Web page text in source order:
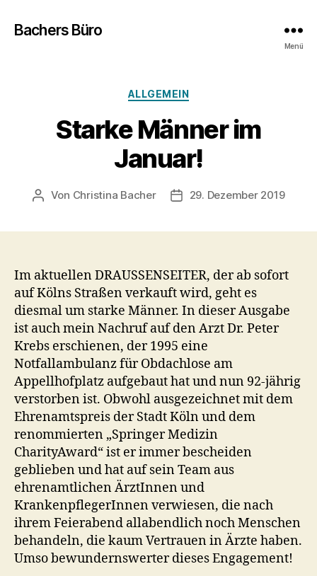
Bachers Büro
Menü
Kategorien
ALLGEMEIN
Starke Männer im
Januar!
Beitragsautor
Von Christina Bacher Veröffentlichungsdatum
29. Dezember 2019
Im aktuellen DRAUSSENSEITER, der ab sofort
auf Kölns Straßen verkauft wird, geht es
diesmal um starke Männer. In dieser Ausgabe
ist auch mein Nachruf auf den Arzt Dr. Peter
Krebs erschienen, der 1995 eine
Notfallambulanz für Obdachlose am
Appellhofplatz aufgebaut hat und nun 92-jährig
verstorben ist. Obwohl ausgezeichnet mit dem
Ehrenamtspreis der Stadt Köln und dem
renommierten „Springer Medizin
CharityAward“ ist er immer bescheiden
geblieben und hat auf sein Team aus
ehrenamtlichen ÄrztInnen und
KrankenpflegerInnen verwiesen, die nach
ihrem Feierabend allabendlich noch Menschen
behandeln, die kaum Vertrauen in Ärzte haben.
Umso bewundernswerter dieses Engagement!